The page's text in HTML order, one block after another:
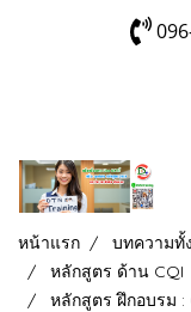
หน้าแรก บทความทั้
หลักสูตร ด้าน CQI
หลักสูตร ฝึกอบรม :